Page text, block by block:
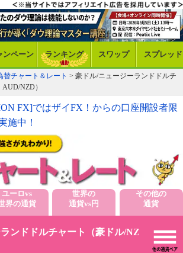
ンペーン ランキング スワップ スプレッド
替チャート＆レート > 豪ドル/ニュージーランドドルチ
NZD）
FX]ではザイFX！からの口座開設者限
施中！
ユーロvs
界の通貨
世界の
通貨vs円
その他の
通貨
ンドドルチャート（豪ドル/NZ